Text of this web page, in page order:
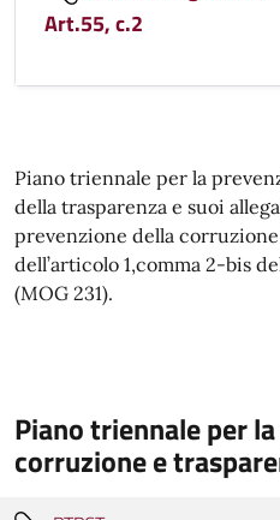
Art.55, c.2
Piano triennale per la
della trasparenza e suoi
prevenzione della
dell’articolo 1,comma 2-bis
(MOG 231).
Piano triennale per
corruzione e